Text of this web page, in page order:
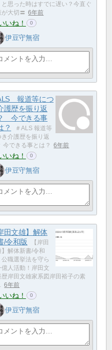
と思った時はすでに遅い？今直ぐ
が大切〓
6年前
いね！ 0
伊豆守無宿
報道等につ
護歴を振り返
今できる事
？
＃ALS 報道等
き介護歴を振り返
今できる事とは？
6年前
いね！ 0
伊豆守無宿
田文雄】解体
/令和版
【岸田
】解体新書/令和
公職選挙法を守ら
億人活動！岸田文
歴岸田文雄家系図岸田裕子の素
6年前
いね！ 0
伊豆守無宿